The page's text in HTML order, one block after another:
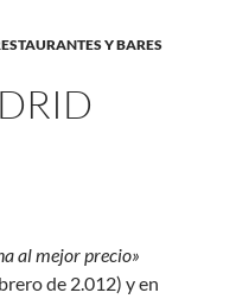
Y BARES
al mejor precio»
de 2.012) y en